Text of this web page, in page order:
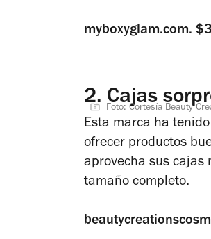
myboxyglam.com.
2. Cajas
Foto: Cortesía Beauty
Esta marca ha
ofrecer productos
aprovecha sus cajas
tamaño completo.